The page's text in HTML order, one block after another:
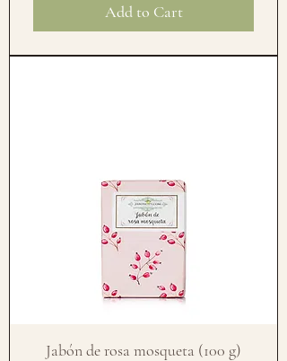
Add to Cart
Jabón de rosa mosqueta (100 g)